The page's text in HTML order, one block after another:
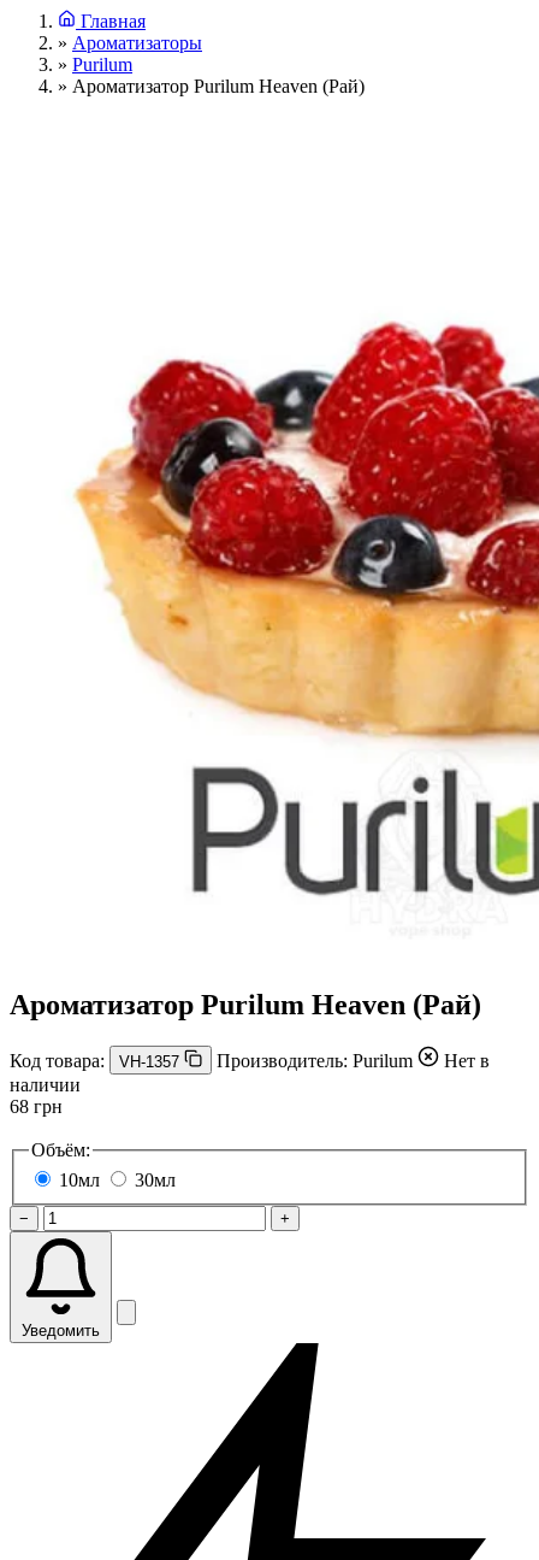
Главная
» Ароматизаторы
» Purilum
» Ароматизатор Purilum Heaven (Рай)
Ароматизатор Purilum Heaven (Рай)
Код товара: VH-1357 Производитель: Purilum
Нет в
наличии
68 грн
Объём:
10мл
30мл
− +
Уведомить